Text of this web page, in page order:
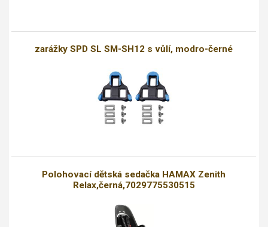
zarážky SPD SL SM-SH12 s vůlí, modro-černé
Polohovací dětská sedačka HAMAX Zenith
Relax,černá,7029775530515